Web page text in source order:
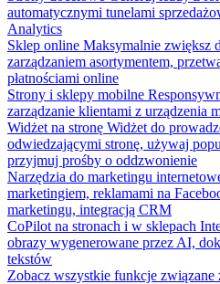
automatycznymi tunelami
Analytics
Sklep online Maksymalnie zwiększ
zarządzaniem asortymentem,
płatnościami online
Strony i sklepy mobilne
zarządzanie klientami z urządzenia
Widżet na stronę Widżet do
odwiedzającymi stronę, używaj
przyjmuj prośby o oddzwonienie
Narzędzia do marketingu
marketingiem, reklamami na
marketingu, integracją CRM
CoPilot na stronach i w sklepach
obrazy wygenerowane przez AI,
tekstów
Zobacz wszystkie funkcje związane